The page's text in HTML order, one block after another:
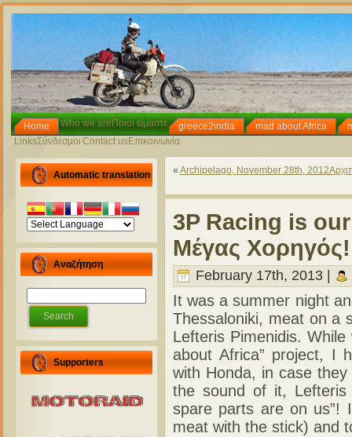
Home Who we areΠοιοι είμαστε greece2india mad about Africa
LinksΣύνδεσμοι Contact usΕπικοινωνία
Automatic translation
Αναζήτηση
Supporters
« Archipelago, November 28th, 2012
3P Racing is
Μέγας Χορηγός!
February 17th, 2013 |
It was a summer night
Thessaloniki, meat on
Lefteris Pimenidis.
about Africa” project, I
with Honda, in case
the sound of it, Lefteris
spare parts are on us”!
meat with the stick) and